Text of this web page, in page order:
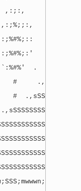
,:;:,
*
*    .
.   .,,.
#     .,sSSSSs
#  .,sSSSSSSSS